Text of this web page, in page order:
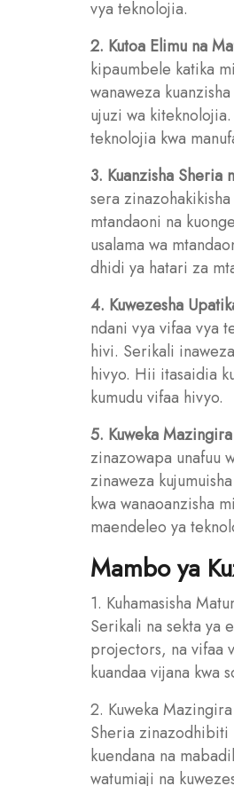
vya teknolojia.
2. Kutoa Elimu na
kipaumbele katika
wanaweza
ujuzi wa
teknolojia kwa
3. Kuanzisha Sheria
sera
mtandaoni na
usalama wa
dhidi ya hatari za
4. Kuwezesha
ndani vya vifaa vya
hivi. Serikali
hivyo. Hii itasaidia
kumudu vifaa hivyo.
5. Kuweka
zinazowapa unafuu
zinaweza
kwa wanaoanzisha
maendeleo ya
Mambo ya
1. Kuhamasisha
Serikali na sekta ya
projectors, na vifaa
kuandaa vijana kwa
2. Kuweka
Sheria zinazodhibiti
kuendana na
watumiaji na